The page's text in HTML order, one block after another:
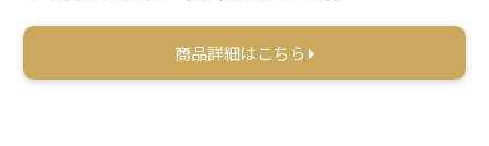
商品詳細はこちら